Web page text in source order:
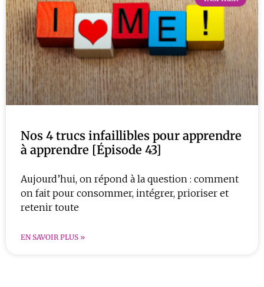
Nos 4 trucs infaillibles pour apprendre
à apprendre [Épisode 43]
Aujourd’hui, on répond à la question : comment
on fait pour consommer, intégrer, prioriser et
retenir toute
EN SAVOIR PLUS »